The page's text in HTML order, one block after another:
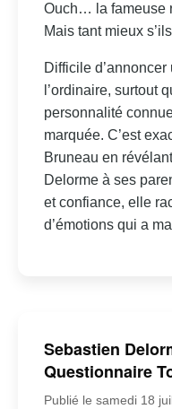
Ouch… la fameuse
Mais tant mieux
Difficile
l’ordinaire, surtout
personnalité
marquée. C’est
Bruneau en
Delorme à ses
et confiance, elle
d’émotions qui a
Sebastien
Questionnaire
Publié le samedi 18